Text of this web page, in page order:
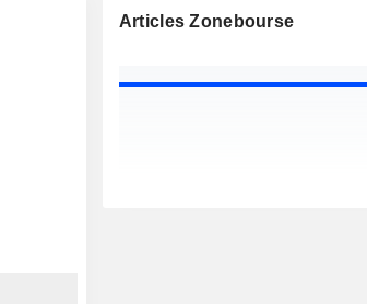
Articles Zonebourse